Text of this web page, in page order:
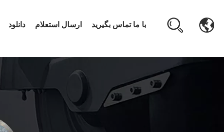
دانلود ارسال استعلام با ما تماس بگیرید